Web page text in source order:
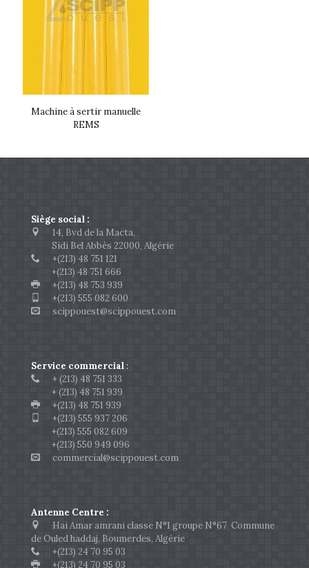
Machine à sertir manuelle
REMS
Siège social :
14, Bvd de la Macta,
Sidi Bel Abbès 22000, Algérie
+(213) 48 751 121
+(213) 48 751 666
+(213) 48 753 939
+(213) 555 082 600
scippouest@scippouest.com
Service commercial:
+ (213) 48 751 333
+ (213) 48 751 939
+(213) 48 751 939
+(213) 555 937 206
+(213) 555 082 609
+(213) 550 949 096
commercial@scippouest.com
Antenne Centre :
Hai Amar amrani classe N°1 groupe N°67 Commune
de Ouled haddaj, Boumerdes, Algérie
+(213) 24 70 95 03
+(213) 24 70 95 03